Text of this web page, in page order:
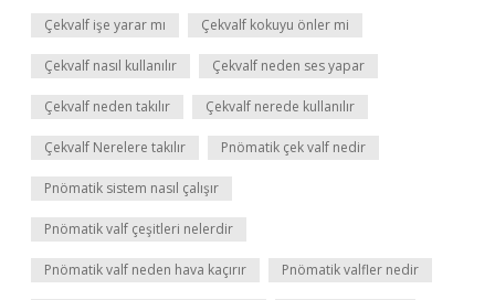
Çekvalf işe yarar mı Çekvalf kokuyu önler mi
Çekvalf nasıl kullanılır Çekvalf neden ses yapar
Çekvalf neden takılır Çekvalf nerede kullanılır
Çekvalf Nerelere takılır Pnömatik çek valf nedir
Pnömatik sistem nasıl çalışır
Pnömatik valf çeşitleri nelerdir
Pnömatik valf neden hava kaçırır Pnömatik valfler nedir